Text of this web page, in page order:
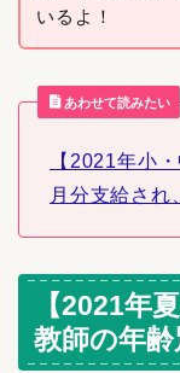
いるよ！
あわせて読みたい
【2021年小
月分支給さ
【2021年
教師の年